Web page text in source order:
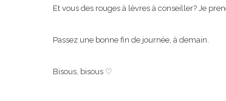
Et vous des rouges à lèvres à conseiller? Je
Passez une bonne fin de journée, à demain.
Bisous, bisous ♡